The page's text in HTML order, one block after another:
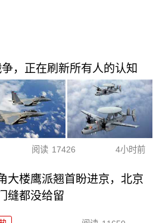
，正在刷新所有人的认知
阅读 17426 4小时前
大楼鹰派翘首盼进京，北京
缝都没给留